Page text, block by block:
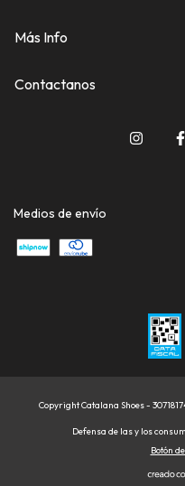
Más Info
Contactanos
Medios de envío
Copyright Catalana Shoes -
Defensa de las y los
Botón